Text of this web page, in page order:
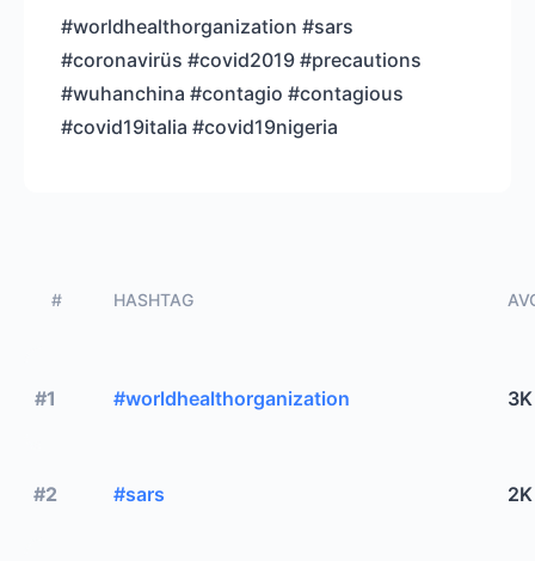
#worldhealthorganization #sars
#coronavirüs #covid2019 #precautions
#wuhanchina #contagio #contagious
#covid19italia #covid19nigeria
# HASHTAG
#1 #worldhealthorganization 3K
#2 #sars 2K